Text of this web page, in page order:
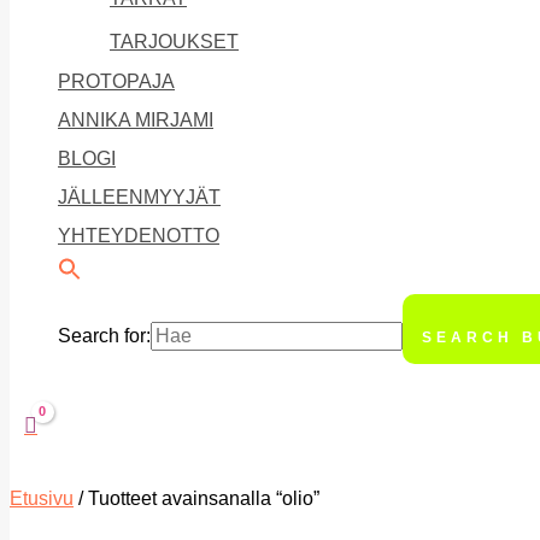
TARJOUKSET
PROTOPAJA
ANNIKA MIRJAMI
BLOGI
JÄLLEENMYYJÄT
YHTEYDENOTTO
Search for: SEARCH
Etusivu / Tuotteet avainsanalla “olio”